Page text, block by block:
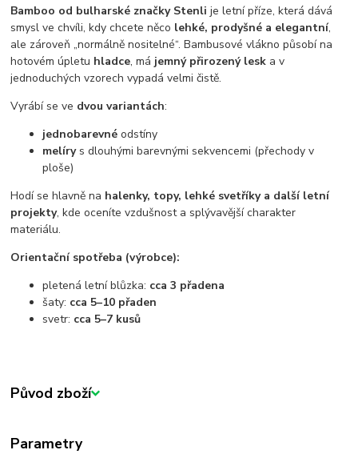
Bamboo od bulharské značky Stenli je letní příze, která dává
smysl ve chvíli, kdy chcete něco lehké, prodyšné a elegantní,
ale zároveň „normálně nositelné“. Bambusové vlákno působí na
hotovém úpletu hladce, má jemný přirozený lesk a v
jednoduchých vzorech vypadá velmi čistě.
Vyrábí se ve dvou variantách:
jednobarevné odstíny
melírys dlouhými barevnými sekvencemi (přechody v
ploše)
Hodí se hlavně na halenky, topy, lehké svetříky a další letní
projekty, kde oceníte vzdušnost a splývavější charakter
materiálu.
Orientační spotřeba (výrobce):
pletená letní blůzka: cca 3 přadena
šaty: cca 5–10 přaden
svetr: cca 5–7 kusů
Původ zboží
Parametry